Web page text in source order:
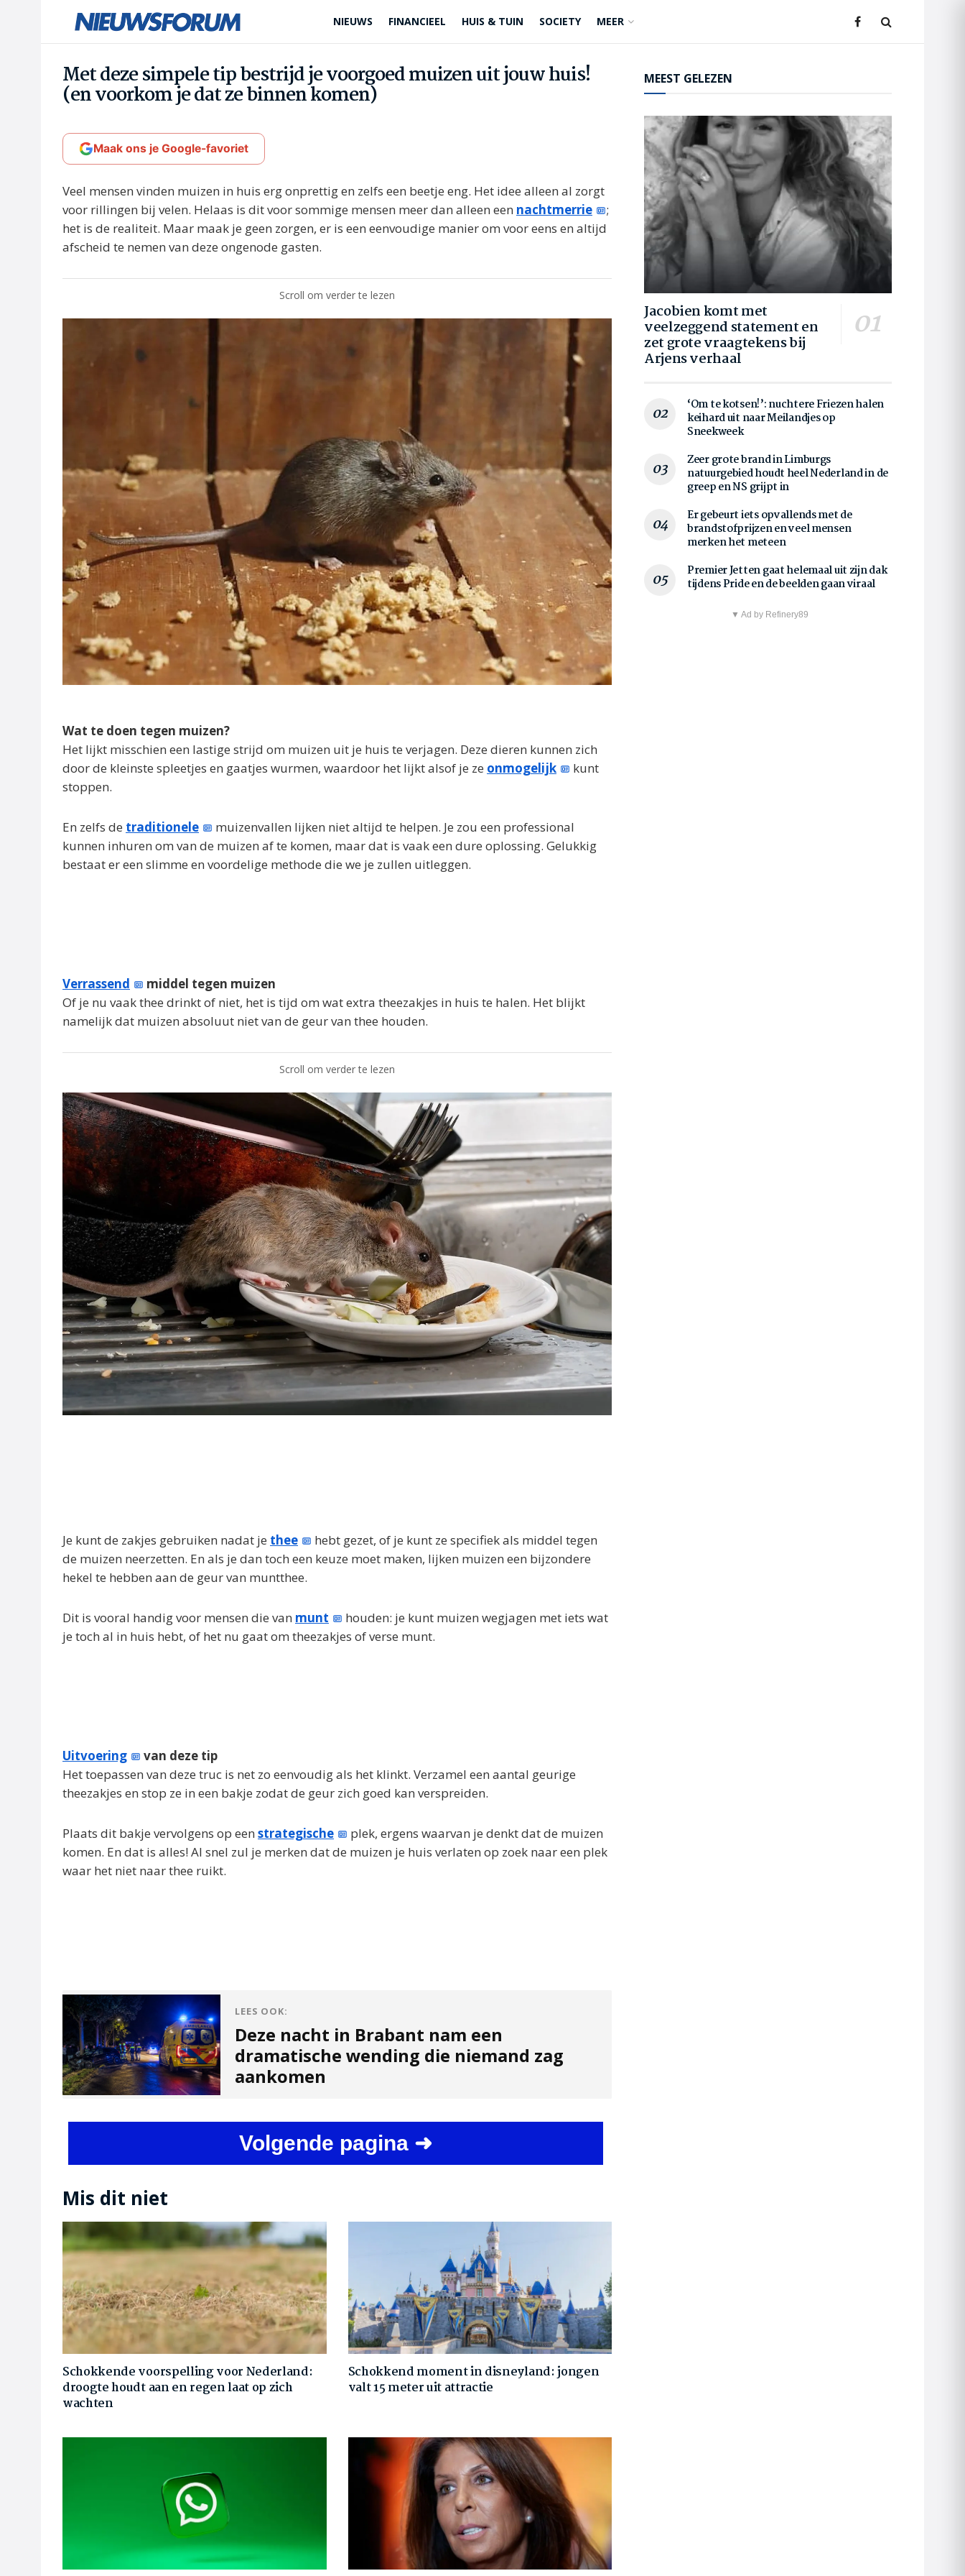
NIEUWS FINANCIEEL HUIS & TUIN SOCIETY MEER
Met deze simpele tip bestrijd je voorgoed muizen uit jouw huis!
(en voorkom je dat ze binnen komen)
Maak ons je Google-favoriet
Veel mensen vinden muizen in huis erg onprettig en zelfs een beetje eng. Het idee alleen al zorgt
voor rillingen bij velen. Helaas is dit voor sommige mensen meer dan alleen een nachtmerrie
;
het is de realiteit. Maar maak je geen zorgen, er is een eenvoudige manier om voor eens en altijd
afscheid te nemen van deze ongenode gasten.
Scroll om verder te lezen
Wat te doen tegen muizen?
Het lijkt misschien een lastige strijd om muizen uit je huis te verjagen. Deze dieren kunnen zich
door de kleinste spleetjes en gaatjes wurmen, waardoor het lijkt alsof je ze onmogelijk
kunt
stoppen.
En zelfs de traditionele
muizenvallen lijken niet altijd te helpen. Je zou een professional
kunnen inhuren om van de muizen af te komen, maar dat is vaak een dure oplossing. Gelukkig
bestaat er een slimme en voordelige methode die we je zullen uitleggen.
Verrassend
middel tegen muizen
Of je nu vaak thee drinkt of niet, het is tijd om wat extra theezakjes in huis te halen. Het blijkt
namelijk dat muizen absoluut niet van de geur van thee houden.
Scroll om verder te lezen
Je kunt de zakjes gebruiken nadat je thee
hebt gezet, of je kunt ze specifiek als middel tegen
de muizen neerzetten. En als je dan toch een keuze moet maken, lijken muizen een bijzondere
hekel te hebben aan de geur van muntthee.
Dit is vooral handig voor mensen die van munt
houden: je kunt muizen wegjagen met iets wat
je toch al in huis hebt, of het nu gaat om theezakjes of verse munt.
Uitvoering
van deze tip
Het toepassen van deze truc is net zo eenvoudig als het klinkt. Verzamel een aantal geurige
theezakjes en stop ze in een bakje zodat de geur zich goed kan verspreiden.
Plaats dit bakje vervolgens op een strategische
plek, ergens waarvan je denkt dat de muizen
komen. En dat is alles! Al snel zul je merken dat de muizen je huis verlaten op zoek naar een plek
waar het niet naar thee ruikt.
LEES OOK:
Deze nacht in Brabant nam een
dramatische wending die niemand zag
aankomen
Volgende pagina ➜
Mis dit niet
Schokkende voorspelling voor Nederland:
droogte houdt aan en regen laat op zich
wachten
Schokkend moment in disneyland: jongen
valt 15 meter uit attractie
MEEST GELEZEN
Jacobien komt met
veelzeggend statement en
zet grote vraagtekens bij
Arjens verhaal
‘Om te kotsen!’: nuchtere Friezen halen
keihard uit naar Meilandjes op
Sneekweek
Zeer grote brand in Limburgs
natuurgebied houdt heel Nederland in de
greep en NS grijpt in
Er gebeurt iets opvallends met de
brandstofprijzen en veel mensen
merken het meteen
Premier Jetten gaat helemaal uit zijn dak
tijdens Pride en de beelden gaan viraal
▼ Ad by Refinery89